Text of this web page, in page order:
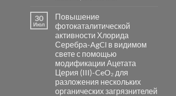
синтез
катализаторов
и
сенсоров
на
основе
металлов
платиновой
группы
30
Июл
Повышение
фотокаталитической
активности Хлорида
Серебра-AgCl в видимом
свете с помощью
модификации Ацетата
Церия (III)-CeO₂ для
разложения нескольких
органических загрязнителей